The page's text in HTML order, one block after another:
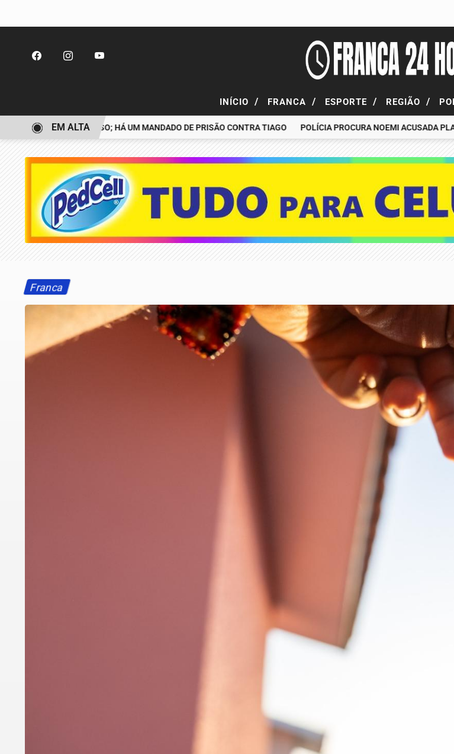
INÍCIO / FRANCA / ESPORTE / REGIÃO /
É PRESO; HÁ UM MANDADO DE PRISÃO CONTRA TIAGO POLÍCIA PROCURA NOEMI ACUSADA
EM ALTA
Franca